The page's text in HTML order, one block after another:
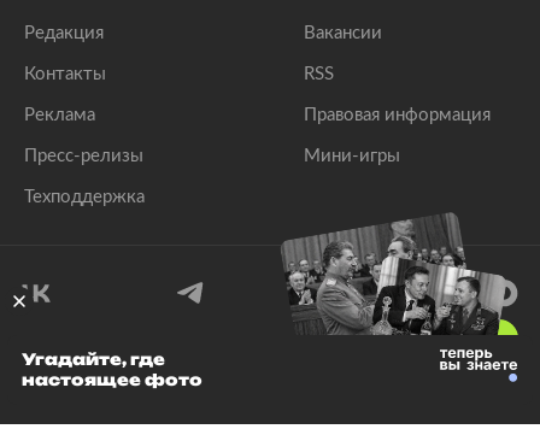
Редакция
Контакты
Реклама
Пресс-релизы
Техподдержка
Вакансии
RSS
Правовая информация
Мини-игры
© 1999–2026 Все права защищены.
Угадайте, где
настоящее фото